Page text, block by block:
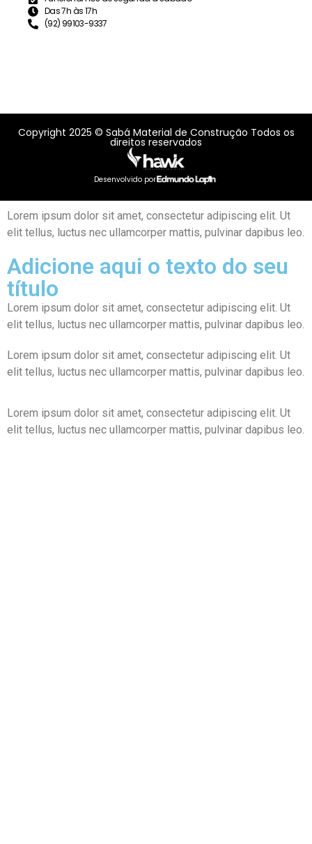
Das 7h às 17h
(92) 99103-9337
Copyright 2025 © Sabá Material de Construção Todos os
direitos reservados
Desenvolvido por
Lorem ipsum dolor sit amet, consectetur adipiscing elit. Ut
elit tellus, luctus nec ullamcorper mattis, pulvinar dapibus leo.
Adicione aqui o texto do seu
título
Lorem ipsum dolor sit amet, consectetur adipiscing elit. Ut
elit tellus, luctus nec ullamcorper mattis, pulvinar dapibus leo.
Lorem ipsum dolor sit amet, consectetur adipiscing elit. Ut
elit tellus, luctus nec ullamcorper mattis, pulvinar dapibus leo.
Lorem ipsum dolor sit amet, consectetur adipiscing elit. Ut
elit tellus, luctus nec ullamcorper mattis, pulvinar dapibus leo.